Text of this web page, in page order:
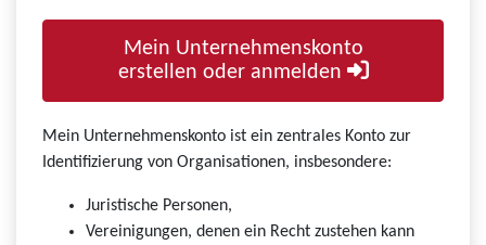
Mein Unternehmenskonto
erstellen oder anmelden
Mein Unternehmenskonto ist ein zentrales Konto zur
Identifizierung von Organisationen, insbesondere:
Juristische Personen,
Vereinigungen, denen ein Recht zustehen kann